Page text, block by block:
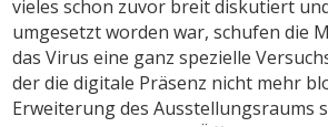
vieles schon zuvor breit diskutiert
umgesetzt worden war, schufen die
das Virus eine ganz spezielle
der die digitale Präsenz nicht mehr
Erweiterung des Ausstellungsraums